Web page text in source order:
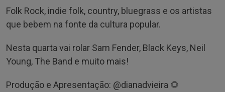
Folk Rock, indie folk, country, bluegrass e os artistas
que bebem na fonte da cultura popular.
Nesta quarta vai rolar Sam Fender, Black Keys, Neil
Young, The Band e muito mais!
Produção e Apresentação: @‌dianadvieira 🌻